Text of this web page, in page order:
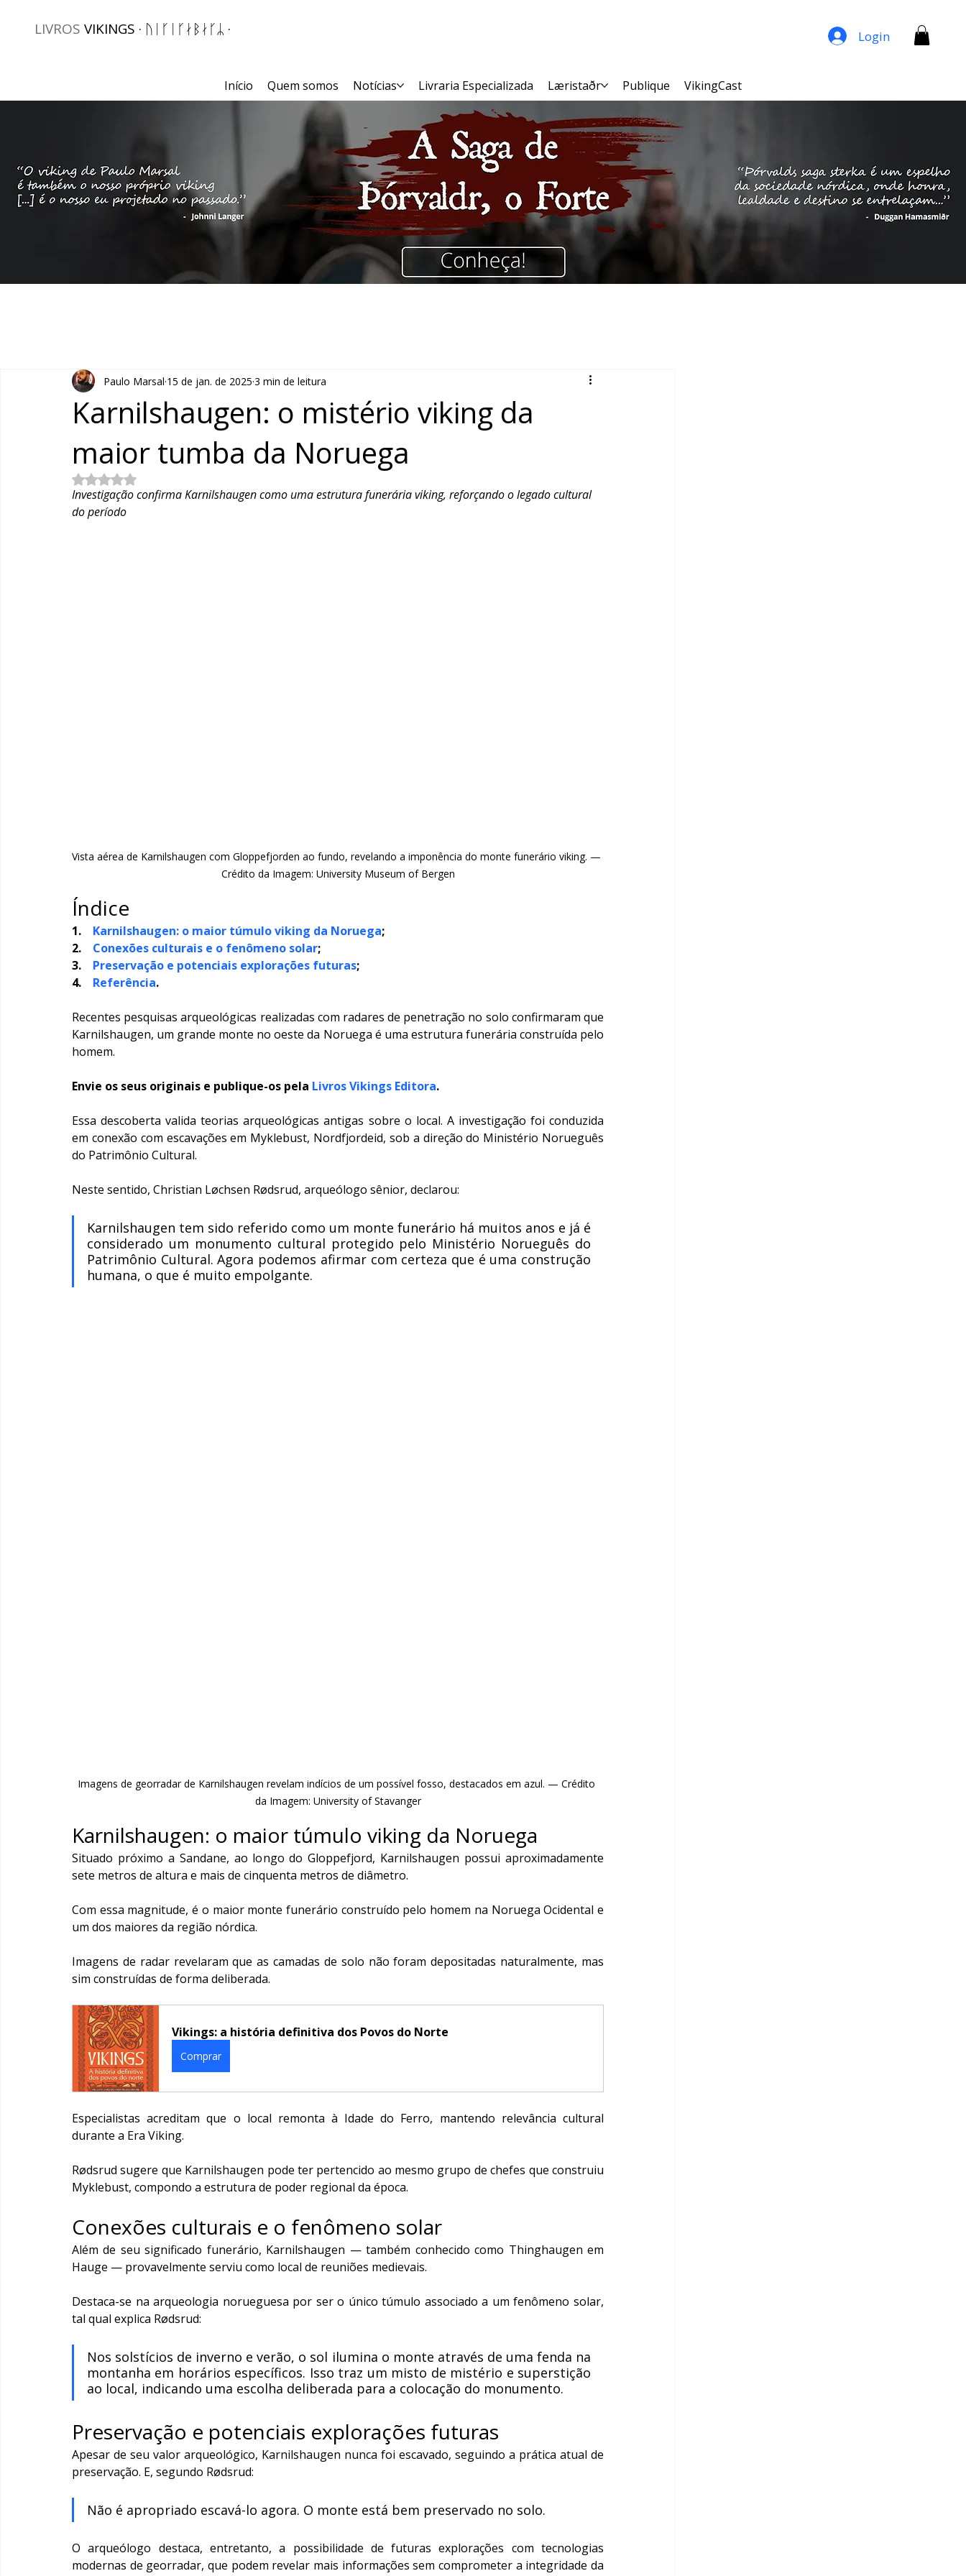
Início Quem somos Notícias Livraria Especializada Læristaðr Publique VikingCast
LIVROS VIKINGS · ᚢᛁᚴᛁᚴᛅᛒᛅᚴᛦ · Login
Karnilshaugen: o mistério viking da
maior tumba da Noruega
Paulo Marsal 15 de jan. de 2025 3 min de leitura
Avaliado com NaN de 5 estrelas.
Investigação confirma Karnilshaugen como uma estrutura funerária viking, reforçando o legado cultural
do período
Vista aérea de Karnilshaugen com Gloppefjorden ao fundo, revelando a imponência do monte funerário viking. —
Crédito da Imagem: University Museum of Bergen
Índice
1. Karnilshaugen: o maior túmulo viking da Noruega;
2. Conexões culturais e o fenômeno solar;
3. Preservação e potenciais explorações futuras;
4. Referência.
Recentes pesquisas arqueológicas realizadas com radares de penetração no solo confirmaram que
Karnilshaugen, um grande monte no oeste da Noruega é uma estrutura funerária construída pelo
homem.
Envie os seus originais e publique-os pela Livros Vikings Editora.
Essa descoberta valida teorias arqueológicas antigas sobre o local. A investigação foi conduzida
em conexão com escavações em Myklebust, Nordfjordeid, sob a direção do Ministério Norueguês
do Patrimônio Cultural.
Neste sentido, Christian Løchsen Rødsrud, arqueólogo sênior, declarou:
Karnilshaugen tem sido referido como um monte funerário há muitos anos e já é
considerado um monumento cultural protegido pelo Ministério Norueguês do
Patrimônio Cultural. Agora podemos afirmar com certeza que é uma construção
humana, o que é muito empolgante.
Imagens de georradar de Karnilshaugen revelam indícios de um possível fosso, destacados em azul. — Crédito
da Imagem: University of Stavanger
Karnilshaugen: o maior túmulo viking da Noruega
Situado próximo a Sandane, ao longo do Gloppefjord, Karnilshaugen possui aproximadamente
sete metros de altura e mais de cinquenta metros de diâmetro.
Com essa magnitude, é o maior monte funerário construído pelo homem na Noruega Ocidental e
um dos maiores da região nórdica.
Imagens de radar revelaram que as camadas de solo não foram depositadas naturalmente, mas
sim construídas de forma deliberada.
Vikings: a história definitiva dos Povos do Norte
Comprar
Especialistas acreditam que o local remonta à Idade do Ferro, mantendo relevância cultural
durante a Era Viking.
Rødsrud sugere que Karnilshaugen pode ter pertencido ao mesmo grupo de chefes que construiu
Myklebust, compondo a estrutura de poder regional da época.
Conexões culturais e o fenômeno solar
Além de seu significado funerário, Karnilshaugen — também conhecido como Thinghaugen em
Hauge — provavelmente serviu como local de reuniões medievais.
Destaca-se na arqueologia norueguesa por ser o único túmulo associado a um fenômeno solar,
tal qual explica Rødsrud:
Nos solstícios de inverno e verão, o sol ilumina o monte através de uma fenda na
montanha em horários específicos. Isso traz um misto de mistério e superstição
ao local, indicando uma escolha deliberada para a colocação do monumento.
Preservação e potenciais explorações futuras
Apesar de seu valor arqueológico, Karnilshaugen nunca foi escavado, seguindo a prática atual de
preservação. E, segundo Rødsrud:
Não é apropriado escavá-lo agora. O monte está bem preservado no solo.
O arqueólogo destaca, entretanto, a possibilidade de futuras explorações com tecnologias
modernas de georradar, que podem revelar mais informações sem comprometer a integridade da